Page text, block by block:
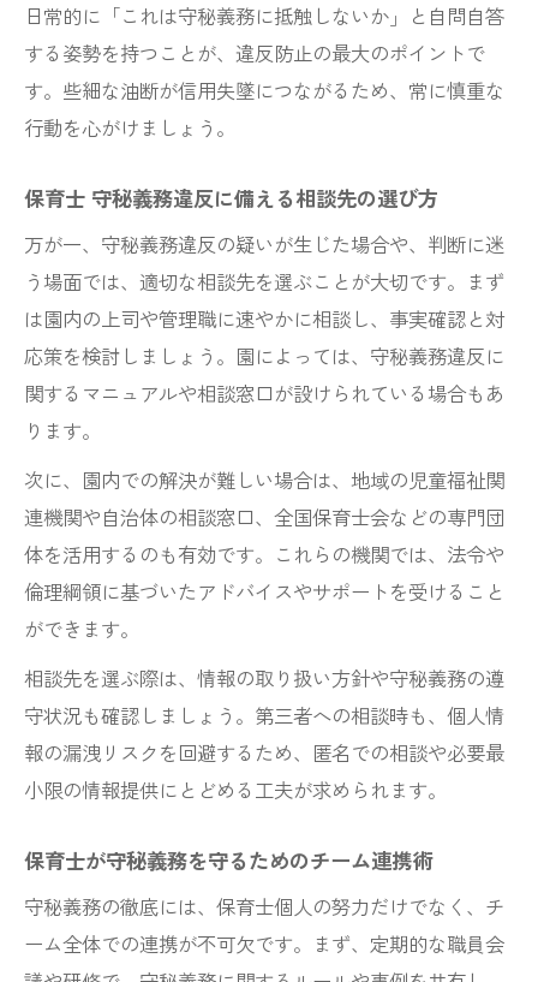
日常的に「これは守秘義務に抵触しないか」と自問自答
する姿勢を持つことが、違反防止の最大のポイントで
す。些細な油断が信用失墜につながるため、常に慎重な
行動を心がけましょう。
保育士 守秘義務違反に備える相談先の選び方
万が一、守秘義務違反の疑いが生じた場合や、判断に迷
う場面では、適切な相談先を選ぶことが大切です。まず
は園内の上司や管理職に速やかに相談し、事実確認と対
応策を検討しましょう。園によっては、守秘義務違反に
関するマニュアルや相談窓口が設けられている場合もあ
ります。
次に、園内での解決が難しい場合は、地域の児童福祉関
連機関や自治体の相談窓口、全国保育士会などの専門団
体を活用するのも有効です。これらの機関では、法令や
倫理綱領に基づいたアドバイスやサポートを受けること
ができます。
相談先を選ぶ際は、情報の取り扱い方針や守秘義務の遵
守状況も確認しましょう。第三者への相談時も、個人情
報の漏洩リスクを回避するため、匿名での相談や必要最
小限の情報提供にとどめる工夫が求められます。
保育士が守秘義務を守るためのチーム連携術
守秘義務の徹底には、保育士個人の努力だけでなく、チ
ーム全体での連携が不可欠です。まず、定期的な職員会